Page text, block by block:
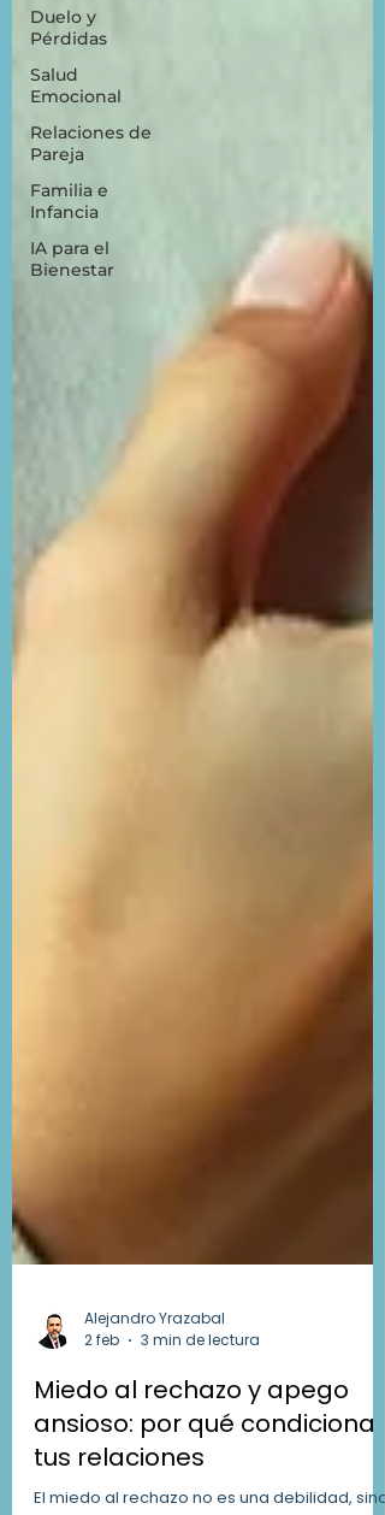
Duelo y
Pérdidas
Salud
Emocional
Relaciones de
Pareja
Familia e
Infancia
IA para el
Bienestar
2 feb
3 min de lectura
Miedo al rechazo y apego
ansioso: por qué condiciona
tus relaciones